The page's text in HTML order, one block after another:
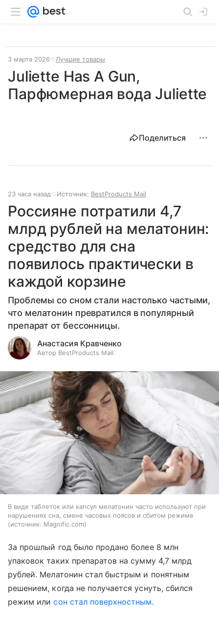
3 марта 2026 Лучшие товары
Juliette Has A Gun,
Парфюмерная вода Juliette
Поделиться
23 часа назад Источник: BestProducts Mail
Россияне потратили 4,7
млрд рублей на мелатонин:
средство для сна
появилось практически в
каждой корзине
Проблемы со сном стали настолько частыми,
что мелатонин превратился в популярный
препарат от бессонницы.
Анастасия Кравченко
Автор BestProducts Mail
В виде таблеток или капсул мелатонин часто используют при
нарушениях сна, смене часовых поясов и сбитом режиме
источник: Magnific.com
За прошлый год было продано более 8 млн
упаковок таких препаратов на сумму 4,7 млрд
рублей. Мелатонин стал быстрым и понятным
решением, когда не получается уснуть, сбился
режим илисон стал поверхностным.